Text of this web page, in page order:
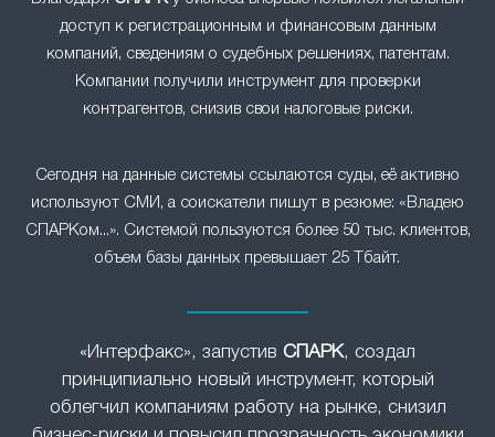
доступ к регистрационным и финансовым данным
компаний, сведениям о судебных решениях, патентам.
Компании получили инструмент для проверки
контрагентов, снизив свои налоговые риски.
Сегодня на данные системы ссылаются суды, её активно
используют СМИ, а соискатели пишут в резюме: «Владею
СПАРКом...». Системой пользуются более 50 тыс. клиентов,
объем базы данных превышает 25 Тбайт.
«Интерфакс», запустив СПАРК, создал
принципиально новый инструмент, который
облегчил компаниям работу на рынке, снизил